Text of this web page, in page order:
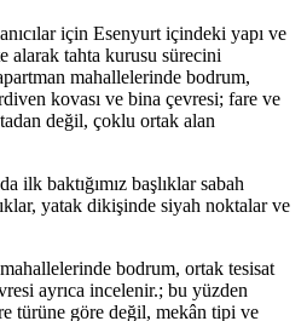
için Esenyurt içindeki yapı ve
alarak tahta kurusu sürecini
mahallelerinde bodrum,
kovası ve bina çevresi; fare ve
değil, çoklu ortak alan
ilk baktığımız başlıklar sabah
yatak dikişinde siyah noktalar ve
bodrum, ortak tesisat
ayrıca incelenir.; bu yüzden
türüne göre değil, mekân tipi ve